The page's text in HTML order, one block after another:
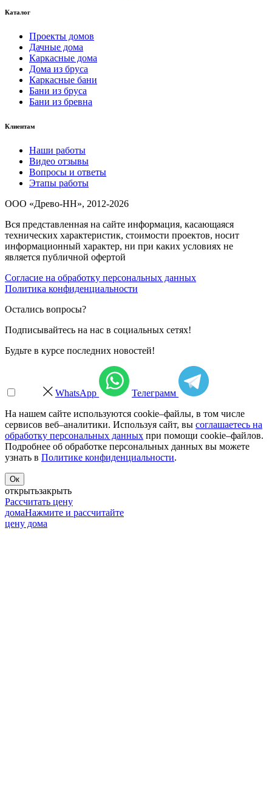
Каталог
Проекты домов
Дачные дома
Каркасные дома
Дома из бруса
Каркасные бани
Бани из бруса
Бани из бревна
Клиентам
Наши работы
Видео отзывы
Вопросы и ответы
Этапы работы
ООО «Древо-НН», 2012-2026
Вся представленная на сайте информация, касающаяся
технических характеристик, стоимости проектов, носит
информационный характер, ни при каких условиях не
является публичной офертой
Согласие на обработку персональных данных
Политика конфиденциальности
Остались вопросы?
Подписывайтесь на нас в социальных сетях!
Будьте в курсе последних новостей!
WhatsApp
Телеграмм
На нашем сайте используются cookie–файлы, в том числе
сервисов веб–аналитики. Используя сайт, вы соглашаетесь на
обработку персональных данных при помощи cookie–файлов.
Подробнее об обработке персональных данных вы можете
узнать в Политике конфиденциальности.
Ок
открытьзакрыть
Рассчитать цену
домаНажмите и рассчитайте
цену дома